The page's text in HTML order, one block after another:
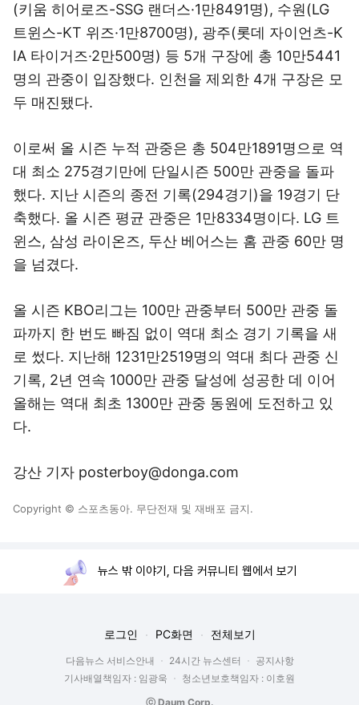
(키움 히어로즈-SSG 랜더스·1만8491명), 수원(LG
트윈스-KT 위즈·1만8700명), 광주(롯데 자이언츠-K
IA 타이거즈·2만500명) 등 5개 구장에 총 10만5441
명의 관중이 입장했다. 인천을 제외한 4개 구장은 모
두 매진됐다.
이로써 올 시즌 누적 관중은 총 504만1891명으로 역
대 최소 275경기만에 단일시즌 500만 관중을 돌파
했다. 지난 시즌의 종전 기록(294경기)을 19경기 단
축했다. 올 시즌 평균 관중은 1만8334명이다. LG 트
윈스, 삼성 라이온즈, 두산 베어스는 홈 관중 60만 명
을 넘겼다.
올 시즌 KBO리그는 100만 관중부터 500만 관중 돌
파까지 한 번도 빠짐 없이 역대 최소 경기 기록을 새
로 썼다. 지난해 1231만2519명의 역대 최다 관중 신
기록, 2년 연속 1000만 관중 달성에 성공한 데 이어
올해는 역대 최초 1300만 관중 동원에 도전하고 있
다.
강산 기자 posterboy@donga.com
Copyright © 스포츠동아. 무단전재 및 재배포 금지.
뉴스 밖 이야기, 다음 커뮤니티 웹에서 보기
로그인 PC화면 전체보기
다음뉴스 서비스안내 24시간 뉴스센터
공지사항
기사배열책임자 : 임광욱
청소년보호책임자 : 이호원
ⓒ Daum Corp.